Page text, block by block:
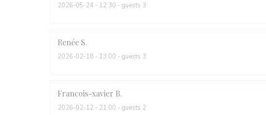
2026-05-24 - 12:30 - guests 3
Renée S
2026-02-18 - 13:00 - guests 3
Francois-xavier B
2026-02-12 - 21:00 - guests 2